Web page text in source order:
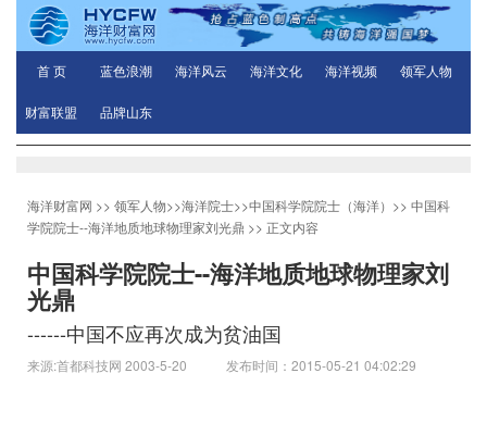
首 页 蓝色浪潮 海洋风云 海洋文化 海洋视频 领军人物
财富联盟 品牌山东
海洋财富网 >> 领军人物>>海洋院士>>中国科学院院士（海洋） >> 中国科
学院院士--海洋地质地球物理家刘光鼎 >> 正文内容
中国科学院院士--海洋地质地球物理家刘
光鼎
------中国不应再次成为贫油国
来源:首都科技网 2003-5-20 发布时间：2015-05-21 04:02:29